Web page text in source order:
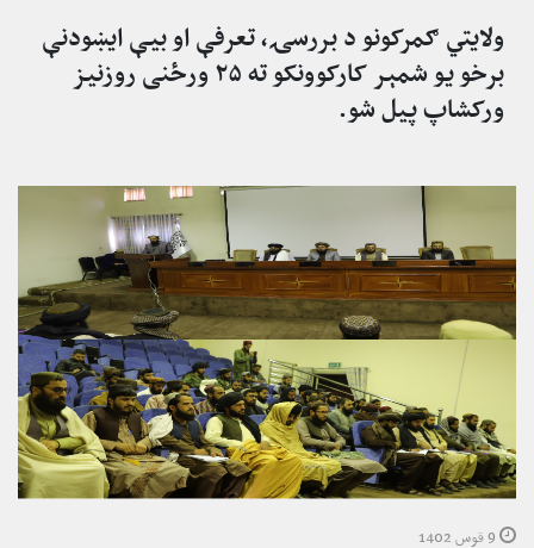
ولایتي ګمرکونو د بررسۍ، تعرفې او بیې ایښودنې
برخو یو شمېر کارکوونکو ته ۲۵ ورځنی روزنیز
ورکشاپ پیل شو.